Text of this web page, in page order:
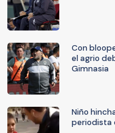
Con
el agrio
Gimnasia
Niño
periodista